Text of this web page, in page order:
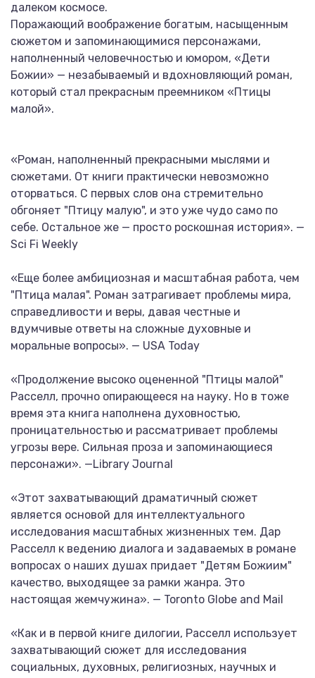
далеком космосе.
Поражающий воображение богатым, насыщенным
сюжетом и запоминающимися персонажами,
наполненный человечностью и юмором, «Дети
Божии» — незабываемый и вдохновляющий роман,
который стал прекрасным преемником «Птицы
малой».
«Роман, наполненный прекрасными мыслями и
сюжетами. От книги практически невозможно
оторваться. С первых слов она стремительно
обгоняет "Птицу малую", и это уже чудо само по
себе. Остальное же — просто роскошная история». —
Sci Fi Weekly
«Еще более амбициозная и масштабная работа, чем
"Птица малая". Роман затрагивает проблемы мира,
справедливости и веры, давая честные и
вдумчивые ответы на сложные духовные и
моральные вопросы». — USA Today
«Продолжение высоко оцененной "Птицы малой"
Расселл, прочно опирающееся на науку. Но в тоже
время эта книга наполнена духовностью,
проницательностью и рассматривает проблемы
угрозы вере. Сильная проза и запоминающиеся
персонажи». —Library Journal
«Этот захватывающий драматичный сюжет
является основой для интеллектуального
исследования масштабных жизненных тем. Дар
Расселл к ведению диалога и задаваемых в романе
вопросах о наших душах придает "Детям Божиим"
качество, выходящее за рамки жанра. Это
настоящая жемчужина». — Toronto Globe and Mail
«Как и в первой книге дилогии, Расселл использует
захватывающий сюжет для исследования
социальных, духовных, религиозных, научных и